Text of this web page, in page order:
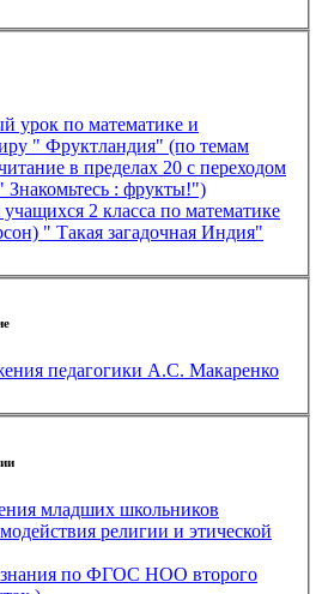
урок по математике и
" Фруктландия" (по темам
в пределах 20 с переходом
Знакомьтесь : фрукты!")
2 класса по математике
" Такая загадочная Индия"
педагогики А.С. Макаренко
младших школьников
религии и этической
знания по ФГОС НОО второго